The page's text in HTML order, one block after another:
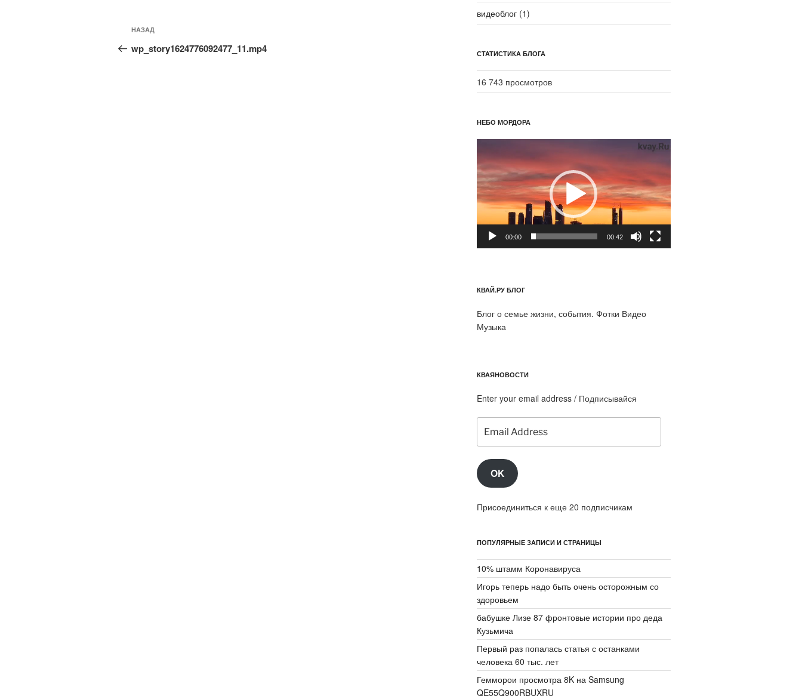
Навигация
по
записям
Предыдущая
запись:
НАЗАД
wp_story1624776092477_11.mp4
видеоблог(1)
СТАТИСТИКА БЛОГА
16 743 просмотров
НЕБО МОРДОРА
00:00 00:42
КВАЙ.РУ БЛОГ
Блог о семье жизни, события. Фотки Видео
Музыка
КВАЯНОВОСТИ
Enter your email address / Подписывайся
Address
OK
Присоединиться к еще 20 подписчикам
ПОПУЛЯРНЫЕ ЗАПИСИ И СТРАНИЦЫ
10% штамм Коронавируса
Игорь теперь надо быть очень осторожным со
здоровьем
бабушке Лизе 87 фронтовые истории про деда
Кузьмича
Первый раз попалась статья с останками
человека 60 тыс. лет
Гемморои просмотра 8K на Samsung
QE55Q900RBUXRU